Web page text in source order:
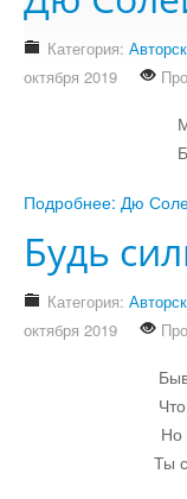
Стихотворения
Информационные
Авто
Кино
Категория:
октября 2019
Подробнее: Дю
Будь
Категория:
октября 2019
Но
Ты